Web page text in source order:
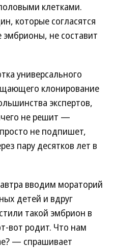
клетками.
которые согласятся
не составит
универсального
клонирование
экспертов,
не решит —
не подпишет,
пару десятков лет в
вводим мораторий
детей и вдруг
такой эмбрион в
вот родит. Что нам
— спрашивает